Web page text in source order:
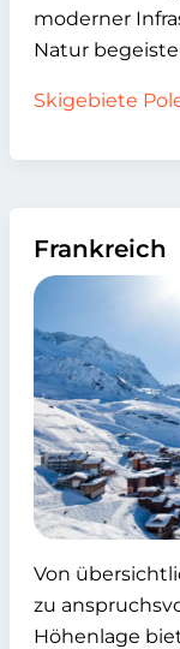
moderner
Natur
Skigebiete
Frankreich
Von
zu
Höhenlage